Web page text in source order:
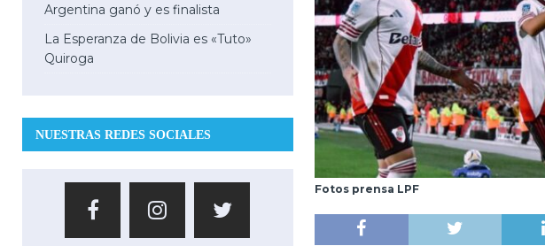
Fotos prensa LPF
Argentina ganó y es finalista
La Esperanza de Bolivia es «Tuto»
Quiroga
NUESTRAS REDES SOCIALES